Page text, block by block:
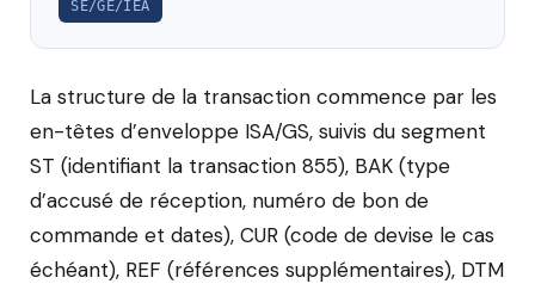
SE/GE/IEA
La structure de la transaction commence par les
en-têtes d’enveloppe ISA/GS, suivis du segment
ST (identifiant la transaction 855), BAK (type
d’accusé de réception, numéro de bon de
commande et dates), CUR (code de devise le cas
échéant), REF (références supplémentaires), DTM